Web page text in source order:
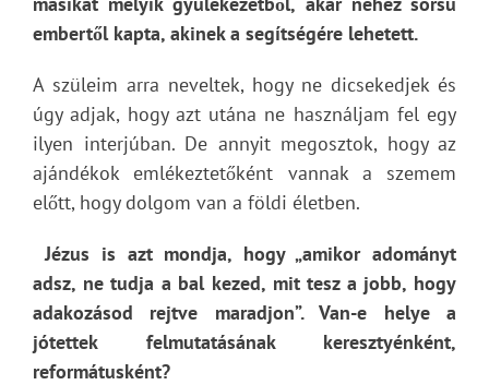
embertől kapta, akinek a segítségére lehetett.
A szüleim arra neveltek, hogy ne dicsekedjek és
úgy adjak, hogy azt utána ne használjam fel egy
ilyen interjúban. De annyit megosztok, hogy az
ajándékok emlékeztetőként vannak a szemem
előtt, hogy dolgom van a földi életben.
Jézus is azt mondja, hogy „amikor adományt
adsz, ne tudja a bal kezed, mit tesz a jobb, hogy
adakozásod rejtve maradjon”. Van-e helye a
jótettek felmutatásának keresztyénként,
reformátusként?